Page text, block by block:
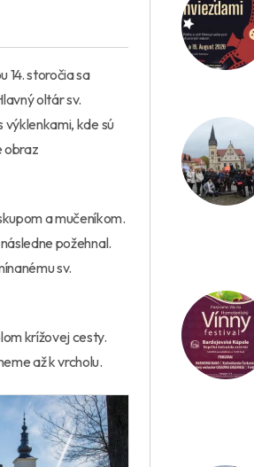
14. storočia sa
oltár sv.
kde sú
obraz
a mučeníkom.
požehnal.
sv.
krížovej cesty.
až k vrcholu.